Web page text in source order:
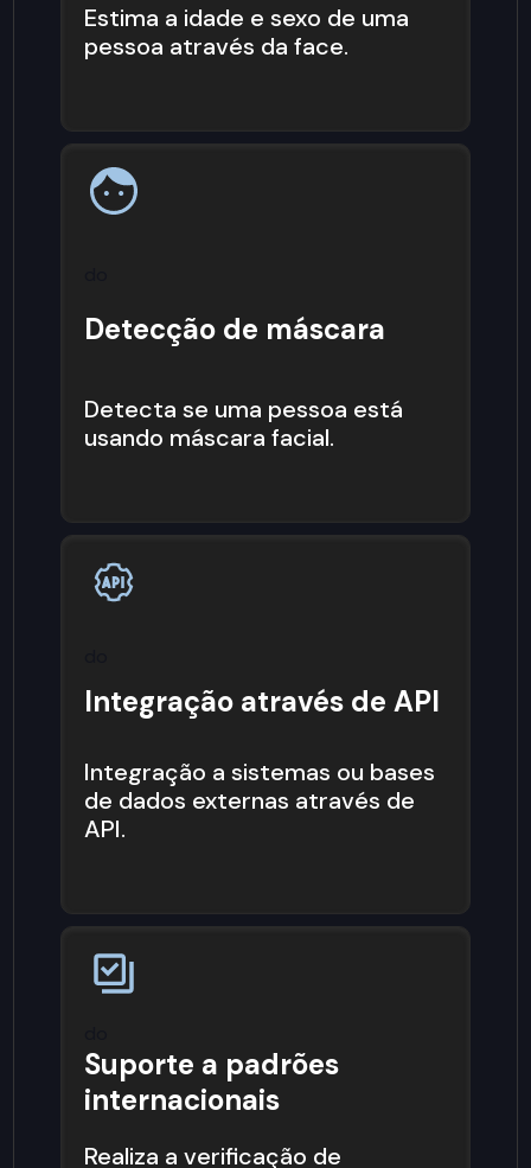
Estima a idade e sexo de uma
pessoa através da face.
Detecção de máscara
Detecta se uma pessoa está
usando máscara facial.
Integração através de API
Integração a sistemas ou bases
de dados externas através de
API.
Suporte a padrões
internacionais
Realiza a verificação de